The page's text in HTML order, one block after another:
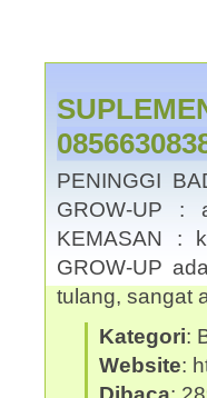
PENINGGI
GROW-UP :
KEMASAN :
GROW-UP
tulang, sangat
Kategori:
Website: